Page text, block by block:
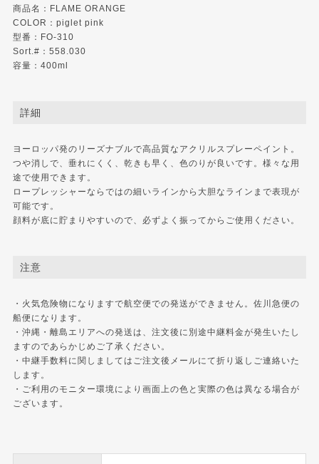
商品名：FLAME ORANGE
COLOR：piglet pink
型番：FO-310
Sort.#：558.030
容量：400ml
詳細
ヨーロッパ発のリーズナブルで高品質なアクリルスプレーペイント。
つや消しで、垂れにくく、乾きも早く、色のりが良いです。様々な用
途で使用できます。
ロープレッシャーならではの細いラインから大胆なラインまで表現が
可能です。
顔料が底に貯まりやすいので、必ずよく振ってからご使用ください。
注意
・火気危険物になりますで航空便での発送ができません。佐川急便の
船便になります。
・沖縄・離島エリアへの発送は、注文後に別途中継料金が発生いたし
ますのであらかじめご了承ください。
・中継手数料に関しましてはご注文後メールにて折り返しご連絡いた
します。
・ご利用のモニター環境により画面上の色と実際の色は異なる場合が
ございます。